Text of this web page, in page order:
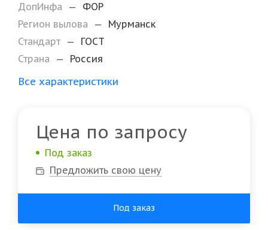
ДопИнфа
—
ФОР
Регион вылова
—
Мурманск
Стандарт —
ГОСТ
Страна
— Россия
Все характеристики
Цена по запросу
Под заказ
Предложить свою цену
Под заказ